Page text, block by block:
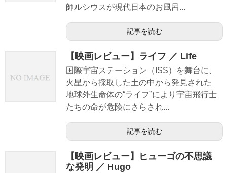
師ルシウスが現代日本のお風呂...
記事を読む
【映画レビュー】ライフ ／ Life
国際宇宙ステーション（ISS）を舞台に、
火星から採取した土の中から発見された
地球外生命体の“ライフ”により宇宙飛行士
たちの命が危険にさらされ...
記事を読む
【映画レビュー】ヒューゴの不思議
な発明 ／ Hugo